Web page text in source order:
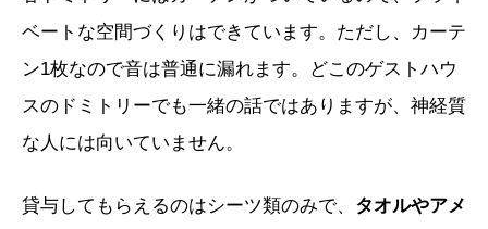
ベートな空間づくりはできています。ただし、カーテ
ン1枚なので音は普通に漏れます。どこのゲストハウ
スのドミトリーでも一緒の話ではありますが、神経質
な人には向いていません。
貸与してもらえるのはシーツ類のみで、 タオルやアメ